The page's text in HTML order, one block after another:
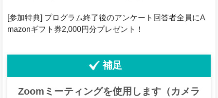
[参加特典] プログラム終了後のアンケート回答者全員にA
mazonギフト券2,000円分プレゼント！
補足
Zoomミーティングを使用します（カメラ